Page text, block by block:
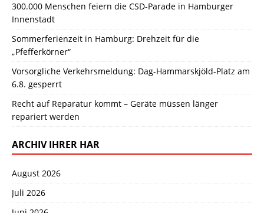
300.000 Menschen feiern die CSD-Parade in Hamburger
Innenstadt
Sommerferienzeit in Hamburg: Drehzeit für die
„Pfefferkörner“
Vorsorgliche Verkehrsmeldung: Dag-Hammarskjöld-Platz am
6.8. gesperrt
Recht auf Reparatur kommt – Geräte müssen länger
repariert werden
ARCHIV IHRER HAR
August 2026
Juli 2026